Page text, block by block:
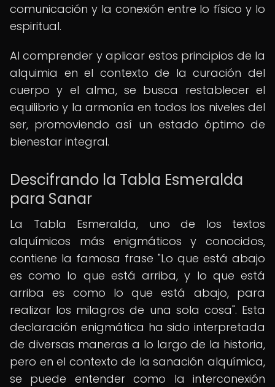
comunicación y la conexión entre lo físico y lo
espiritual.
Al comprender y aplicar estos principios de la
alquimia en el contexto de la curación del
cuerpo y el alma, se busca restablecer el
equilibrio y la armonía en todos los niveles del
ser, promoviendo así un estado óptimo de
bienestar integral.
Descifrando la Tabla Esmeralda
para Sanar
La Tabla Esmeralda, uno de los textos
alquímicos más enigmáticos y conocidos,
contiene la famosa frase "Lo que está abajo
es como lo que está arriba, y lo que está
arriba es como lo que está abajo, para
realizar los milagros de una sola cosa". Esta
declaración enigmática ha sido interpretada
de diversas maneras a lo largo de la historia,
pero en el contexto de la sanación alquímica,
se puede entender como la interconexión